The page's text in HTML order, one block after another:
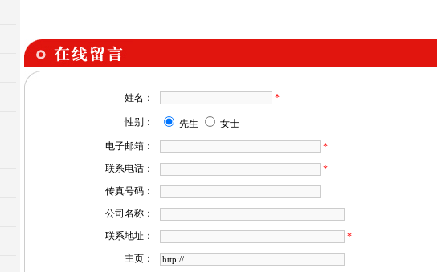
姓名： *
性别： 先生
女士
电子邮箱：
*
联系电话：
*
传真号码：
公司名称：
联系地址：
*
主页：